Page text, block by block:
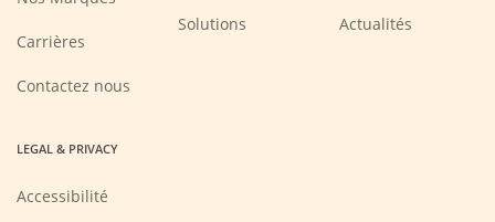
Carrières
new
Contactez nous
Solutions Actualités
LEGAL & PRIVACY
Accessibilité